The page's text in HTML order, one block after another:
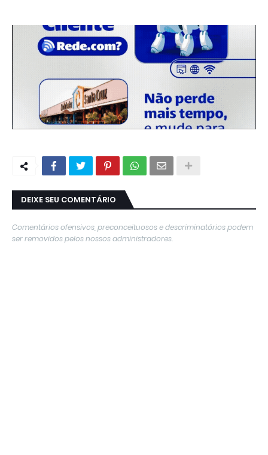
DEIXE SEU COMENTÁRIO
Comentários ofensivos, preconceituosos e descriminatórios podem
ser removidos pelos nossos administradores.